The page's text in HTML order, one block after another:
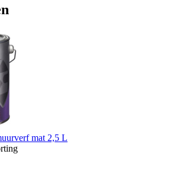
mat 2,5 L